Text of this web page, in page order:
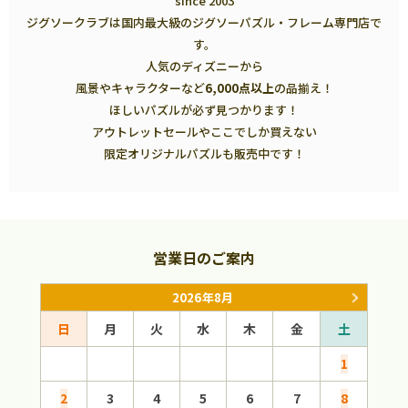
ジグソークラブは国内最大級のジグソーパズル・フレーム専門店で
す。
人気のディズニーから
風景やキャラクターなど6,000点以上の品揃え！
ほしいパズルが必ず見つかります！
アウトレットセールやここでしか買えない
限定オリジナルパズルも販売中です！
営業日のご案内
2026年8月
日 月 火 水 木 金
土
1
2
3 4 5 6 7
8